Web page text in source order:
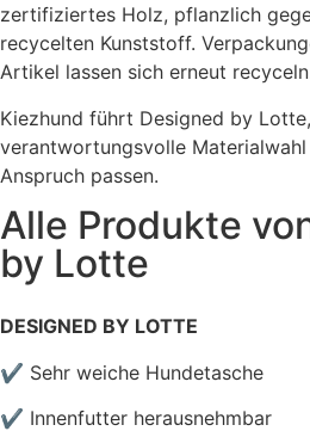
zertifiziertes Holz, pflanzlich
recycelten Kunststoff.
Artikel lassen sich erneut
Kiezhund führt Designed by
verantwortungsvolle
Anspruch passen.
Alle Produkte
by Lotte
DESIGNED BY LOTTE
✔ Sehr weiche Hundetasche
✔ Innenfutter herausnehmbar